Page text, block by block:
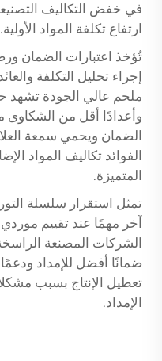
في خفض التكاليف
ارتفاع تكلفة المواد الأولية.
تُؤخذ اعتبارات الضمان
إجراء تحليل التكلفة
ملحم عالي الجودة تشهد
وأعدادًا أقل من الشكاوى
الضمان ويحمي سمعة
الفوائد تكاليف المواد
المتميزة.
تمثل استقرار سلسلة
آخر مهمًا عند تقييم
الشركات المصنعة
ضمانًا أفضل للإمداد
تعطيل الإنتاج بسبب
الإمداد.